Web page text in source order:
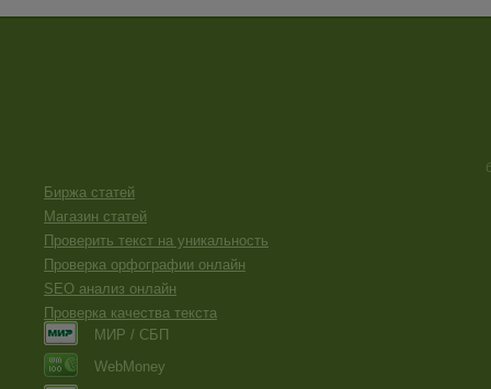
Биржа статей
Магазин статей
Проверить текст на уникальность
Проверка орфографии онлайн
SEO анализ онлайн
Проверка качества текста
МИР / СБП
WebMoney